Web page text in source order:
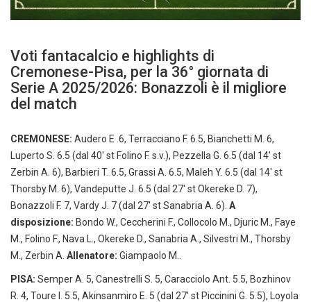
Voti fantacalcio e highlights di
Cremonese-Pisa, per la 36° giornata di
Serie A 2025/2026: Bonazzoli è il migliore
del match
CREMONESE: Audero E .6, Terracciano F. 6.5, Bianchetti M. 6,
Luperto S. 6.5 (dal 40′ st Folino F. s.v.), Pezzella G. 6.5 (dal 14′ st
Zerbin A. 6), Barbieri T. 6.5, Grassi A. 6.5, Maleh Y. 6.5 (dal 14′ st
Thorsby M. 6), Vandeputte J. 6.5 (dal 27′ st Okereke D. 7),
Bonazzoli F. 7, Vardy J. 7 (dal 27′ st Sanabria A. 6). A
disposizione: Bondo W., Ceccherini F., Collocolo M., Djuric M., Faye
M., Folino F., Nava L., Okereke D., Sanabria A., Silvestri M., Thorsby
M., Zerbin A. Allenatore: Giampaolo M..
PISA: Semper A. 5, Canestrelli S. 5, Caracciolo Ant. 5.5, Bozhinov
R. 4, Toure I. 5.5, Akinsanmiro E. 5 (dal 27′ st Piccinini G. 5.5), Loyola